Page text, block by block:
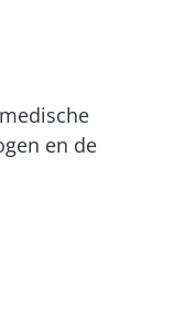
en de